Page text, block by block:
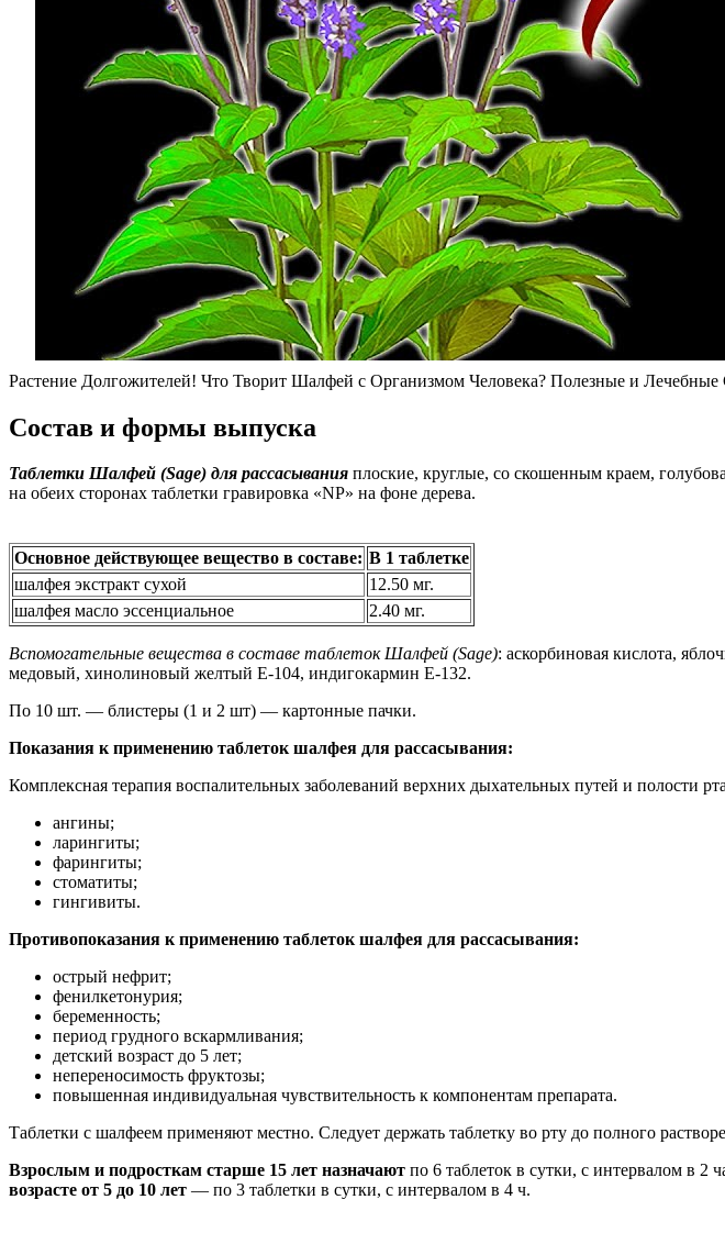
Растение Долгожителей! Что Творит Шалфей с Организмом Человека? Полезные и
Состав и формы выпуска
Таблетки Шалфей (Sage) для рассасывания плоские, круглые, со скошенным краем,
на обеих сторонах таблетки гравировка «NP» на фоне дерева.
Основное действующее вещество в составе: В 1 таблетке
шалфея экстракт сухой
12.50 мг.
шалфея масло эссенциальное
2.40 мг.
Вспомогательные вещества в составе таблеток Шалфей (Sage): аскорбиновая кислота,
медовый, хинолиновый желтый Е-104, индигокармин E-132.
По 10 шт. — блистеры (1 и 2 шт) — картонные пачки.
Показания к применению таблеток шалфея для рассасывания:
Комплексная терапия воспалительных заболеваний верхних дыхательных путей и полости
ангины;
ларингиты;
фарингиты;
стоматиты;
гингивиты.
Противопоказания к применению таблеток шалфея для рассасывания:
острый нефрит;
фенилкетонурия;
беременность;
период грудного вскармливания;
детский возраст до 5 лет;
непереносимость фруктозы;
повышенная индивидуальная чувствительность к компонентам препарата.
Таблетки с шалфеем применяют местно. Следует держать таблетку во рту до полного
Взрослым и подросткам старше 15 лет назначают по 6 таблеток в сутки, с интервалом в 2
возрасте от 5 до 10 лет — по 3 таблетки в сутки, с интервалом в 4 ч.